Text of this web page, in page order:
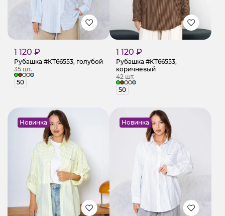
1 120 ₽
Рубашка #КТ66553, голубой
35 шт.
50
1 120 ₽
Рубашка #КТ66553,
коричневый
42 шт.
50
Новинка Новинка